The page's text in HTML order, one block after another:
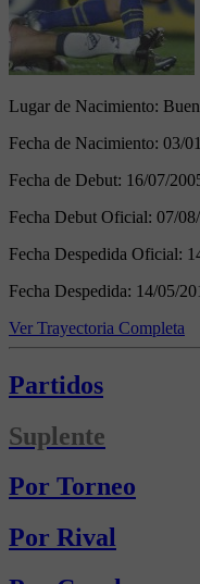
Lugar de Nacimiento:
Fecha de Nacimiento: 03/
Fecha de Debut: 16/07/
Fecha Debut Oficial: 07/
Fecha Despedida Oficial:
Fecha Despedida: 14/05/
Ver Trayectoria Completa
Partidos
Suplente
Por Torneo
Por Rival